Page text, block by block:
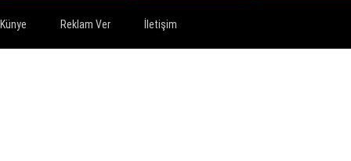
Künye Reklam Ver İletişim